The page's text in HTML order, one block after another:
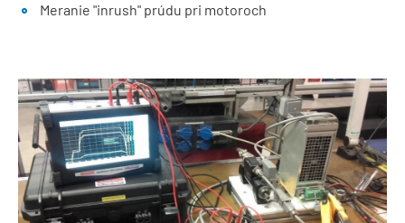
Meranie "inrush" prúdu pri motoroch